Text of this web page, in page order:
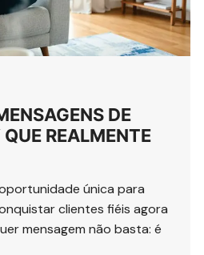
DE
REALMENTE
única para
clientes fiéis agora
mensagem não basta: é